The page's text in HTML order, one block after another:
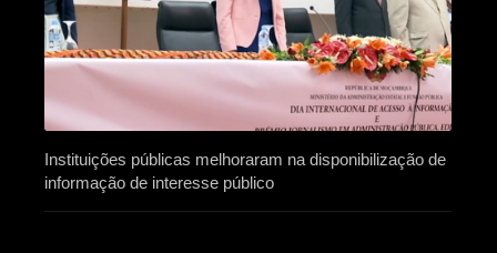
Instituições públicas melhoraram na disponibilização de
informação de interesse público